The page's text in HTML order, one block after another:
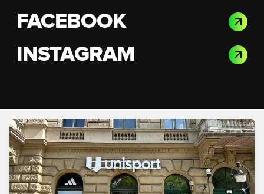
FACEBOOK
INSTAGRAM